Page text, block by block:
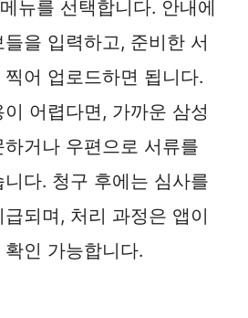
뉴를 선택합니다. 안내에
을 입력하고, 준비한 서
어 업로드하면 됩니다.
어렵다면, 가까운 삼성
거나 우편으로 서류를
다. 청구 후에는 심사를
되며, 처리 과정은 앱이
인 가능합니다.